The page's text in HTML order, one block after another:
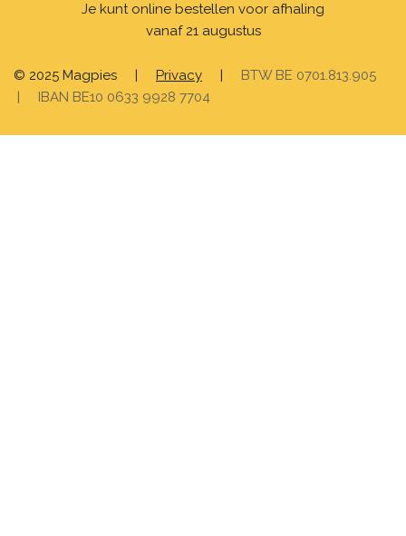
Je kunt online bestellen voor afhaling
vanaf 21 augustus
© 2025 Magpies | Privacy | BTW BE 0701.813.905
| IBAN BE10 0633 9928 7704